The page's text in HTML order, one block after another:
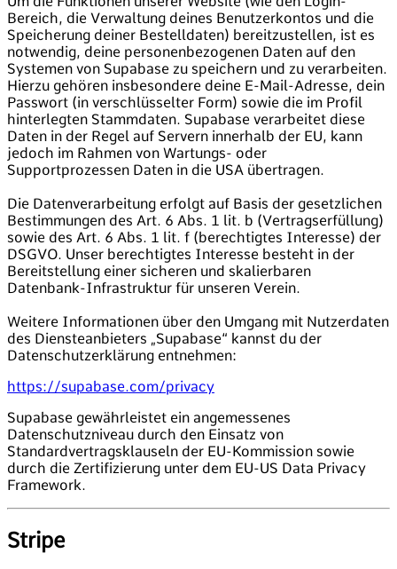
Bereich, die Verwaltung deines Benutzerkontos und die
Speicherung deiner Bestelldaten) bereitzustellen, ist es
notwendig, deine personenbezogenen Daten auf den
Systemen von Supabase zu speichern und zu verarbeiten.
Hierzu gehören insbesondere deine E-Mail-Adresse, dein
Passwort (in verschlüsselter Form) sowie die im Profil
hinterlegten Stammdaten. Supabase verarbeitet diese
Daten in der Regel auf Servern innerhalb der EU, kann
jedoch im Rahmen von Wartungs- oder
Supportprozessen Daten in die USA übertragen.
Die Datenverarbeitung erfolgt auf Basis der gesetzlichen
Bestimmungen des Art. 6 Abs. 1 lit. b (Vertragserfüllung)
sowie des Art. 6 Abs. 1 lit. f (berechtigtes Interesse) der
DSGVO. Unser berechtigtes Interesse besteht in der
Bereitstellung einer sicheren und skalierbaren
Datenbank-Infrastruktur für unseren Verein.
Weitere Informationen über den Umgang mit Nutzerdaten
des Diensteanbieters „Supabase“ kannst du der
Datenschutzerklärung entnehmen:
https://supabase.com/privacy
Supabase gewährleistet ein angemessenes
Datenschutzniveau durch den Einsatz von
Standardvertragsklauseln der EU-Kommission sowie
durch die Zertifizierung unter dem EU-US Data Privacy
Framework.
Stripe